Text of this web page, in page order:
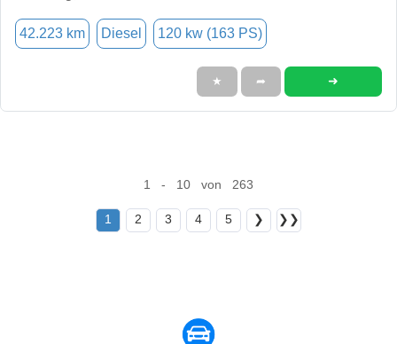
42.223 km Diesel 120 kw (163 PS)
★ ➦ ➜
1 - 10 von 263
1 2 3 4 5 ❯ ❯❯